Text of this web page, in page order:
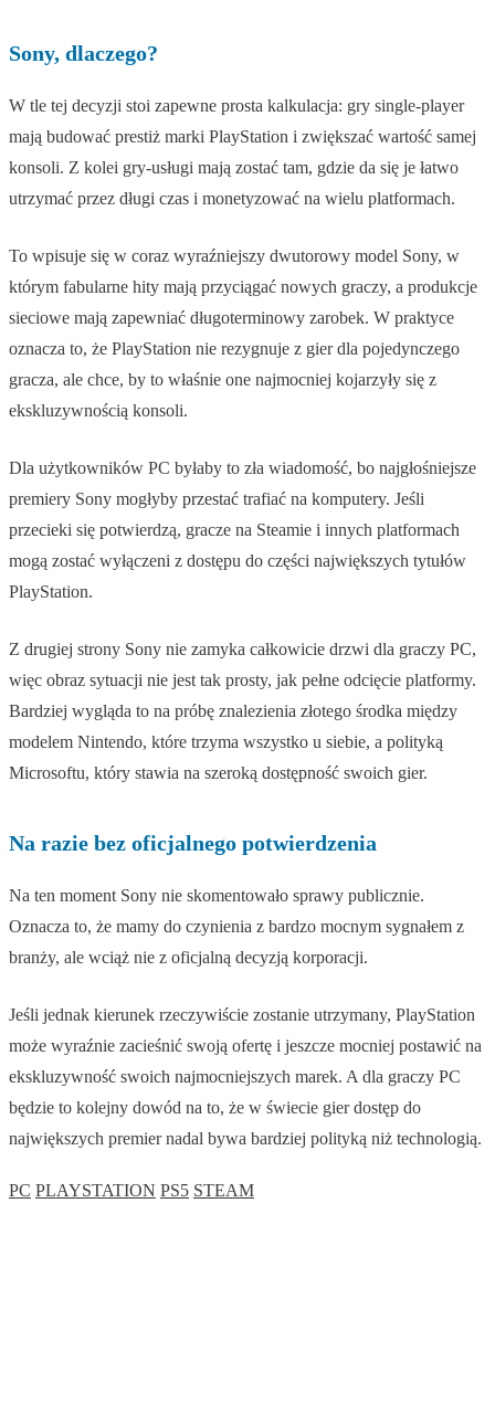
Sony, dlaczego?
W tle tej decyzji stoi zapewne prosta kalkulacja: gry single-player
mają budować prestiż marki PlayStation i zwiększać wartość samej
konsoli. Z kolei gry-usługi mają zostać tam, gdzie da się je łatwo
utrzymać przez długi czas i monetyzować na wielu platformach.
To wpisuje się w coraz wyraźniejszy dwutorowy model Sony, w
którym fabularne hity mają przyciągać nowych graczy, a produkcje
sieciowe mają zapewniać długoterminowy zarobek. W praktyce
oznacza to, że PlayStation nie rezygnuje z gier dla pojedynczego
gracza, ale chce, by to właśnie one najmocniej kojarzyły się z
ekskluzywnością konsoli.
Dla użytkowników PC byłaby to zła wiadomość, bo najgłośniejsze
premiery Sony mogłyby przestać trafiać na komputery. Jeśli
przecieki się potwierdzą, gracze na Steamie i innych platformach
mogą zostać wyłączeni z dostępu do części największych tytułów
PlayStation.
Z drugiej strony Sony nie zamyka całkowicie drzwi dla graczy PC,
więc obraz sytuacji nie jest tak prosty, jak pełne odcięcie platformy.
Bardziej wygląda to na próbę znalezienia złotego środka między
modelem Nintendo, które trzyma wszystko u siebie, a polityką
Microsoftu, który stawia na szeroką dostępność swoich gier.
Na razie bez oficjalnego potwierdzenia
Na ten moment Sony nie skomentowało sprawy publicznie.
Oznacza to, że mamy do czynienia z bardzo mocnym sygnałem z
branży, ale wciąż nie z oficjalną decyzją korporacji.
Jeśli jednak kierunek rzeczywiście zostanie utrzymany, PlayStation
może wyraźnie zacieśnić swoją ofertę i jeszcze mocniej postawić na
ekskluzywność swoich najmocniejszych marek. A dla graczy PC
będzie to kolejny dowód na to, że w świecie gier dostęp do
największych premier nadal bywa bardziej polityką niż technologią.
PC PLAYSTATION PS5 STEAM